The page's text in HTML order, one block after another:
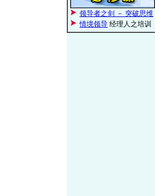
领导者之剑 － 突破思维
情境领导 经理人之培训